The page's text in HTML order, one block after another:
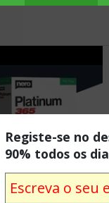
Registe-se no
90% todos os